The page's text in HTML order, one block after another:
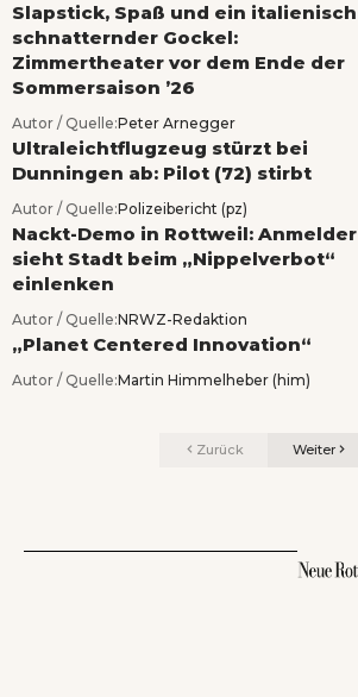
Slapstick, Spaß und ein italienisch
schnatternder Gockel:
Zimmertheater vor dem Ende der
Sommersaison ’26
Autor / Quelle:Peter Arnegger
Ultraleichtflugzeug stürzt bei
Dunningen ab: Pilot (72) stirbt
Autor / Quelle:Polizeibericht (pz)
Nackt-Demo in Rottweil: Anmelder
sieht Stadt beim „Nippelverbot“
einlenken
Autor / Quelle:NRWZ-Redaktion
„Planet Centered Innovation“
Autor / Quelle:Martin Himmelheber (him)
Zurück Weiter